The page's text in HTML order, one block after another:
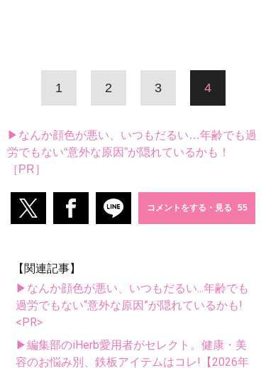
1 2 3 4
▶なんか顔色が悪い、いつもだるい…年齢でも過
労でもない“意外な原因”が隠れているかも！
［PR］
コメントをする・見る
【関連記事】
▶なんか顔色が悪い、いつもだるい...年齢でも
過労でもない“意外な原因”が隠れているかも!
<PR>
▶編集部のiHerb愛用者がセレクト。健康・美
容のお悩み別、鉄板アイテムはコレ!【2026年